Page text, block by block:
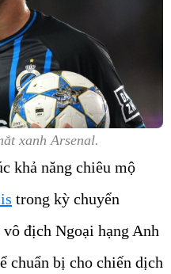
xanh Arsenal.
khả năng chiêu mộ
trong kỳ chuyển
địch Ngoại hạng Anh
chuẩn bị cho chiến dịch